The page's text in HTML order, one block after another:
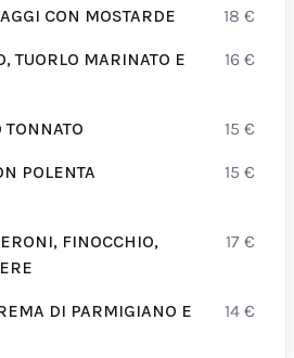
CON MOSTARDE 18 €
TUORLO MARINATO E
16 €
TONNATO 15 €
POLENTA
15 €
FINOCCHIO,
17 €
DI PARMIGIANO E
14 €